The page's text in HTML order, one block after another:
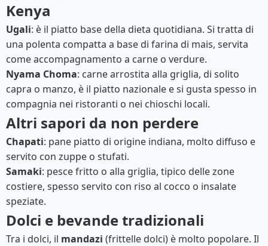
Kenya
Ugali: è il piatto base della dieta quotidiana. Si tratta di
una polenta compatta a base di farina di mais, servita
come accompagnamento a carne o verdure.
Nyama Choma: carne arrostita alla griglia, di solito
capra o manzo, è il piatto nazionale e si gusta spesso in
compagnia nei ristoranti o nei chioschi locali.
Altri sapori da non perdere
Chapati: pane piatto di origine indiana, molto diffuso e
servito con zuppe o stufati.
Samaki: pesce fritto o alla griglia, tipico delle zone
costiere, spesso servito con riso al cocco o insalate
speziate.
Dolci e bevande tradizionali
Tra i dolci, il mandazi (frittelle dolci) è molto popolare. Il